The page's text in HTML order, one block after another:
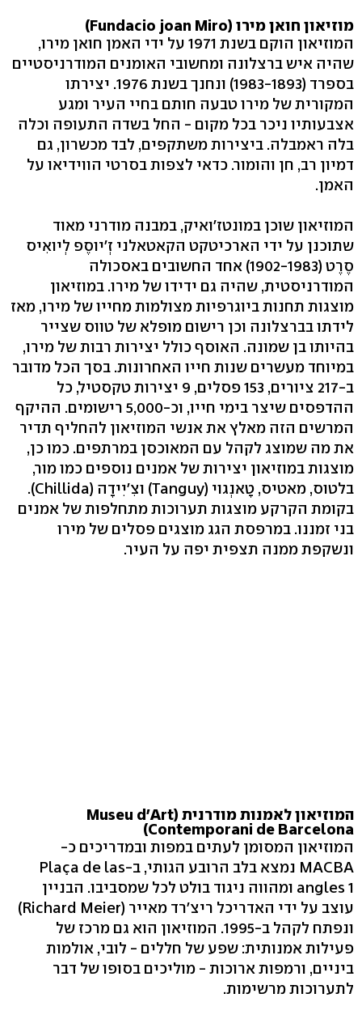
מוזיאון חואן מירו (Fundacio joan Miro)
המוזיאון הוקם בשנת 1971 על ידי האמן חואן מירו,
שהיה איש ברצלונה ומחשובי האומנים המודרניסטיים
בספרד (1983-1893) ונחנך בשנת 1976. יצירתו
המקורית של מירו טבעה חותם בחיי העיר ומגע
אצבעותיו ניכר בכל מקום - החל בשדה התעופה וכלה
בלה ראמבלה. ביצירות משתקפים, לבד מכשרון, גם
דמיון רב, חן והומור. כדאי לצפות בסרטי הווידיאו על
האמן.
המוזיאון שוכן במונטז'ואיק, במבנה מודרני מאוד
שתוכנן על ידי הארכיטקט הקאטאלני זְ'יוסֶפ לְיואִיס
סֶרֶט (1902-1983) אחד החשובים באסכולה
המודרניסטית, שהיה גם ידידו של מירו. במוזיאון
מוצגות תחנות ביוגרפיות מצולמות מחייו של מירו, מאז
לידתו בברצלונה וכן רישום מופלא של טווס שצייר
בהיותו בן שמונה. האוסף כולל יצירות רבות של מירו,
במיוחד מעשרים שנות חייו האחרונות. בסך הכל מדובר
ב-217 ציורים, 153 פסלים, 9 יצירות טקסטיל, כל
ההדפסים שיצר בימי חייו, וכ-5,000 רישומים. ההיקף
המרשים הזה מאלץ את אנשי המוזיאון להחליף תדיר
את מה שמוצג לקהל עם המאוכסן במרתפים. כמו כן,
מוצגות במוזיאון יצירות של אמנים נוספים כמו מור,
בלטוס, מאטיס, טָאנְגוי (Tanguy) וצִ'יִידָה (Chillida).
בקומת הקרקע מוצגות תערוכות מתחלפות של אמנים
בני זמננו. במרפסת הגג מוצגים פסלים של מירו
ונשקפת ממנה תצפית יפה על העיר.
המוזיאון לאמנות מודרנית (Museu d'Art
Contemporani de Barcelona)
המוזיאון המסומן לעתים במפות ובמדריכים כ-
MACBA נמצא בלב הרובע הגותי, ב-Plaça de las
angles 1 ומהווה ניגוד בולט לכל שמסביבו. הבניין
עוצב על ידי האדריכל ריצ'רד מאייר (Richard Meier)
ונפתח לקהל ב-1995. המוזיאון הוא גם מרכז של
פעילות אמנותית: שפע של חללים - לובי, אולמות
ביניים, ורמפות ארוכות - מוליכים בסופו של דבר
לתערוכות מרשימות.